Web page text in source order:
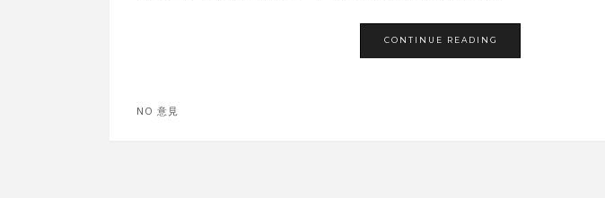
CONTINUE READING
NO 意見